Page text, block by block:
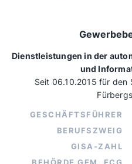
Dienstleistungen in der
und
Seit 06.10.2015 für
GESCHÄFTSFÜHRER
BERUFSZWEIG
GISA-ZAHL